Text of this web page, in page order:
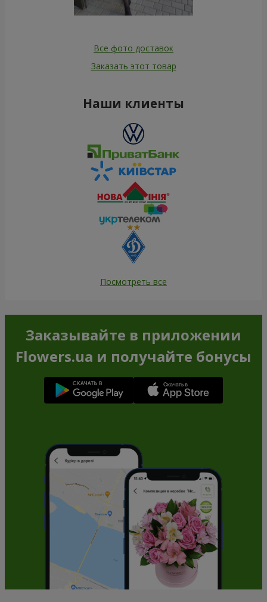
Все фото доставок
Заказать этот товар
Наши клиенты
Посмотреть все
Заказывайте в приложении
Flowers.ua и получайте бонусы